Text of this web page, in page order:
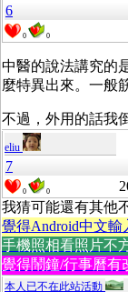
6
0 0
中醫的說法講究的
麼特異出來。一般
不過，外用的話我
eliu
7
0 0
我猜可能還有其他
覺得Android中文
手機照相看照片不
覺得鬧鐘/行事曆
本人已不在此站活動